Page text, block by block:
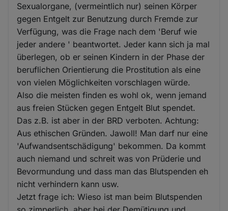
Sexualorgane, (vermeintlich nur) seinen Körper
gegen Entgelt zur Benutzung durch Fremde zur
Verfügung, was die Frage nach dem 'Beruf wie
jeder andere ' beantwortet. Jeder kann sich ja mal
überlegen, ob er seinen Kindern in der Phase der
beruflichen Orientierung die Prostitution als eine
von vielen Möglichkeiten vorschlagen würde.
Also die meisten finden es wohl ok, wenn jemand
aus freien Stücken gegen Entgelt Blut spendet.
Das z.B. ist aber in der BRD verboten. Achtung:
Aus ethischen Gründen. Jawoll! Man darf nur eine
'Aufwandsentschädigung' bekommen. Da kommt
auch niemand und schreit was von Prüderie und
Bevormundung und dass man das Blutspenden eh
nicht verhindern kann usw.
Jetzt frage ich: Wieso ist man beim Blutspenden